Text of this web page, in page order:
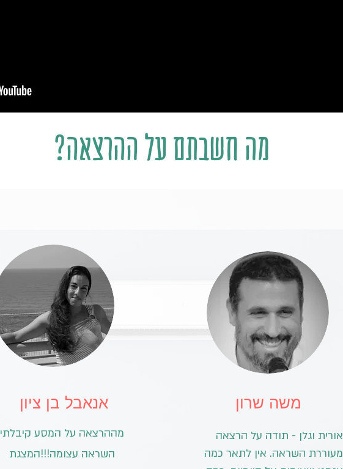
מה חשבתם על ההרצאה?
אנאבל בן ציון
מההרצאה על המסע קיבלתי
השראה עצומה!!!המצגת
משה שרון
אורית וגלן - תודה על הרצאה
מעוררת השראה. אין לתאר כמה